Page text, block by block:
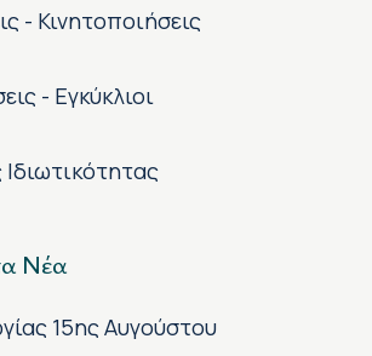
- Κινητοποιήσεις
- Εγκύκλιοι
Ιδιωτικότητας
Νέα
15ης Αυγούστου